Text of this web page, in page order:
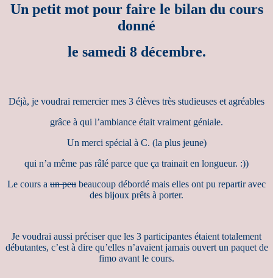
Un petit mot pour faire le bilan du cours
donné
le samedi 8 décembre.
Déjà, je voudrai remercier mes 3 élèves très studieuses et agréables
grâce à qui l’ambiance était vraiment géniale.
Un merci spécial à C. (la plus jeune)
qui n’a même pas râlé parce que ça trainait en longueur. :))
Le cours a un peu beaucoup débordé mais elles ont pu repartir avec
des bijoux prêts à porter.
Je voudrai aussi préciser que les 3 participantes étaient totalement
débutantes, c’est à dire qu’elles n’avaient jamais ouvert un paquet de
fimo avant le cours.